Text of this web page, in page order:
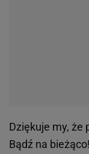
Dziękuje my, że
Bądź na bieżąco!